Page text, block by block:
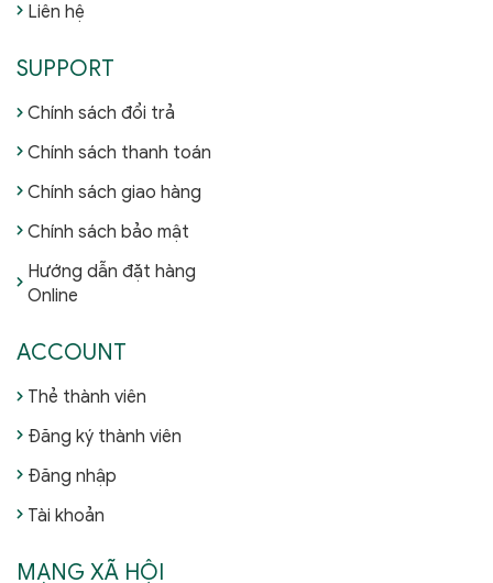
Liên hệ
SUPPORT
Chính sách đổi trả
Chính sách thanh toán
Chính sách giao hàng
Chính sách bảo mật
Hướng dẫn đặt hàng
Online
ACCOUNT
Thẻ thành viên
Đăng ký thành viên
Đăng nhập
Tài khoản
MẠNG XÃ HỘI